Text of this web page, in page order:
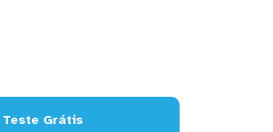
Teste Grátis